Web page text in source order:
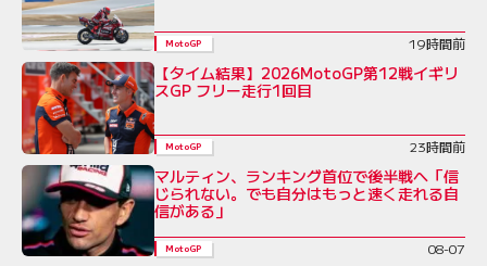
MotoGP 19時間前
【タイム結果】2026MotoGP第12戦イギリ
スGP フリー走行1回目
MotoGP 23時間前
マルティン、ランキング首位で後半戦へ「信
じられない。でも自分はもっと速く走れる自
信がある」
MotoGP 08-07